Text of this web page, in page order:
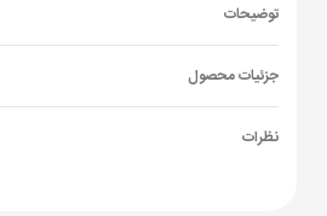
توضیحات
جزئیات محصول
نظرات